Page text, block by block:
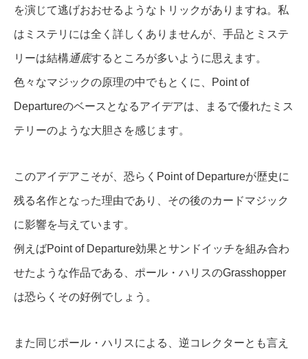
を演じて逃げおおせるようなトリックがありますね。私
はミステリには全く詳しくありませんが、手品とミステ
リーは結構通底するところが多いように思えます。
色々なマジックの原理の中でもとくに、Point of
Departureのベースとなるアイデアは、まるで優れたミス
テリーのような大胆さを感じます。
このアイデアこそが、恐らくPoint of Departureが歴史に
残る名作となった理由であり、その後のカードマジック
に影響を与えています。
例えばPoint of Departure効果とサンドイッチを組み合わ
せたような作品である、ポール・ハリスのGrasshopper
は恐らくその好例でしょう。
また同じポール・ハリスによる、逆コレクターとも言え